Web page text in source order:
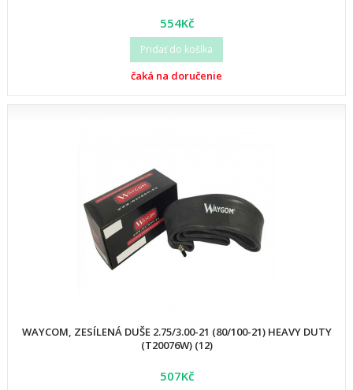
554Kč
Pridať do košíka
čaká na doručenie
WAYCOM, ZESÍLENÁ DUŠE 2.75/3.00-21 (80/100-21) HEAVY DUTY
(T20076W) (12)
507Kč